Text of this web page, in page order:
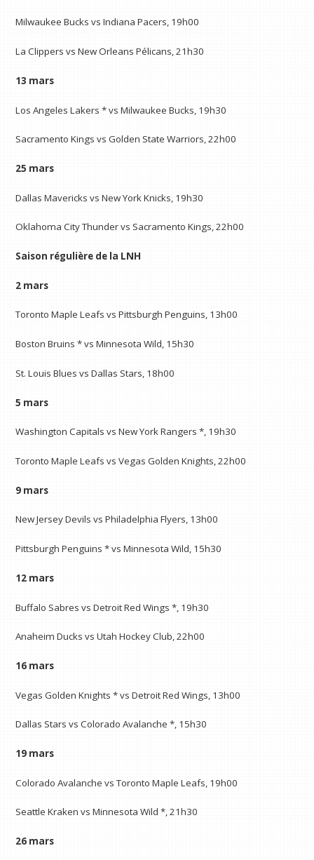
Milwaukee Bucks vs Indiana Pacers, 19h00
La Clippers vs New Orleans Pélicans, 21h30
13 mars
Los Angeles Lakers * vs Milwaukee Bucks, 19h30
Sacramento Kings vs Golden State Warriors, 22h00
25 mars
Dallas Mavericks vs New York Knicks, 19h30
Oklahoma City Thunder vs Sacramento Kings, 22h00
Saison régulière de la LNH
2 mars
Toronto Maple Leafs vs Pittsburgh Penguins, 13h00
Boston Bruins * vs Minnesota Wild, 15h30
St. Louis Blues vs Dallas Stars, 18h00
5 mars
Washington Capitals vs New York Rangers *, 19h30
Toronto Maple Leafs vs Vegas Golden Knights, 22h00
9 mars
New Jersey Devils vs Philadelphia Flyers, 13h00
Pittsburgh Penguins * vs Minnesota Wild, 15h30
12 mars
Buffalo Sabres vs Detroit Red Wings *, 19h30
Anaheim Ducks vs Utah Hockey Club, 22h00
16 mars
Vegas Golden Knights * vs Detroit Red Wings, 13h00
Dallas Stars vs Colorado Avalanche *, 15h30
19 mars
Colorado Avalanche vs Toronto Maple Leafs, 19h00
Seattle Kraken vs Minnesota Wild *, 21h30
26 mars